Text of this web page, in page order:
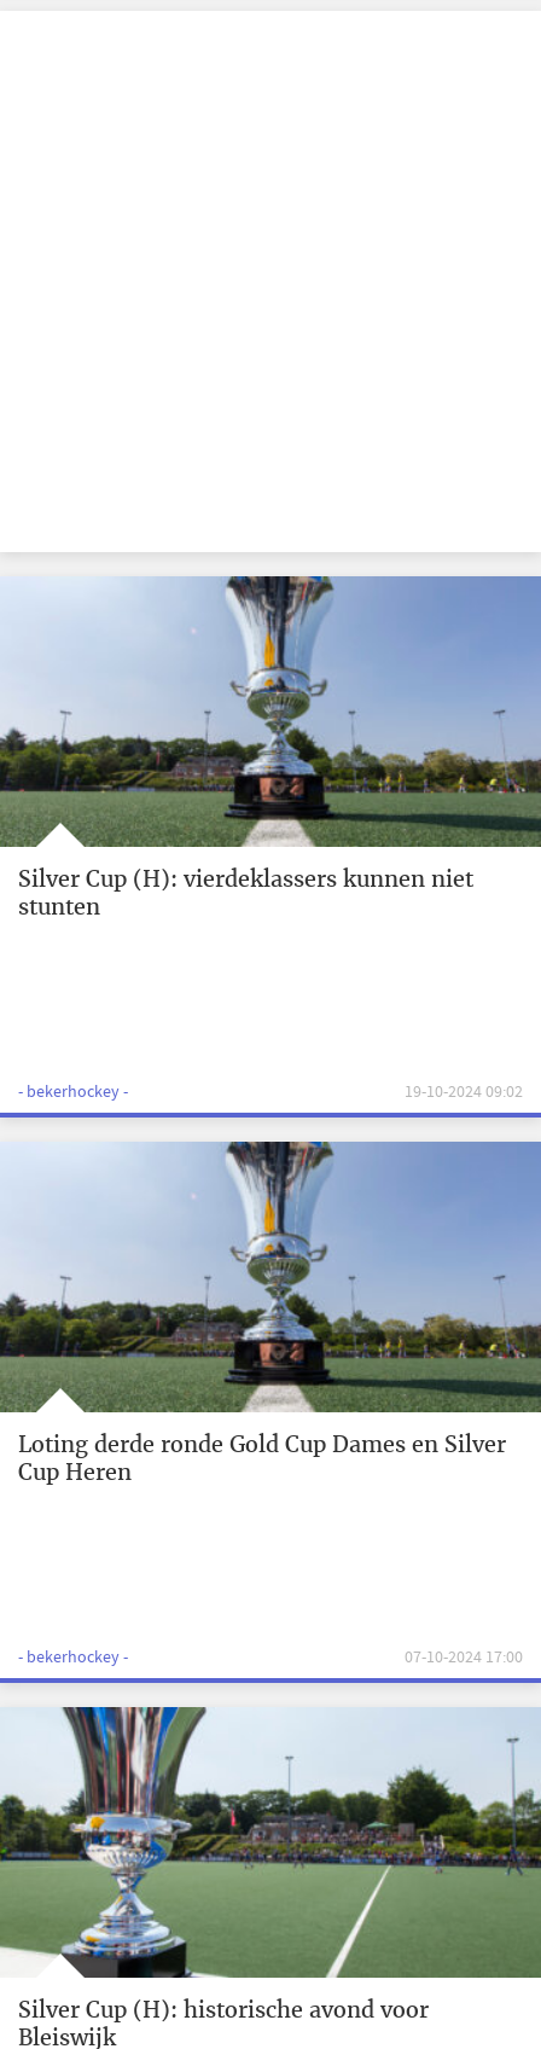
Silver Cup (H): vierdeklassers kunnen niet
stunten
- bekerhockey - 19-10-2024 09:02
Loting derde ronde Gold Cup Dames en Silver
Cup Heren
- bekerhockey - 07-10-2024 17:00
Silver Cup (H): historische avond voor
Bleiswijk